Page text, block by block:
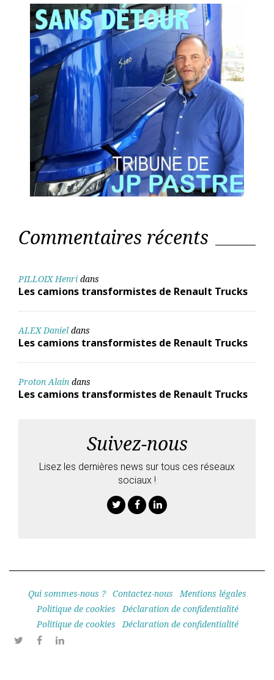
Commentaires récents
PILLOIX Henri dans
Les camions transformistes de Renault Trucks
ALEX Daniel dans
Les camions transformistes de Renault Trucks
Proton Alain dans
Les camions transformistes de Renault Trucks
Suivez-nous
Lisez les dernières news sur tous ces réseaux
sociaux !
Qui sommes-nous ? Contactez-nous
Mentions légales
Politique de cookies
Déclaration de confidentialité
Politique de cookies
Déclaration de confidentialité